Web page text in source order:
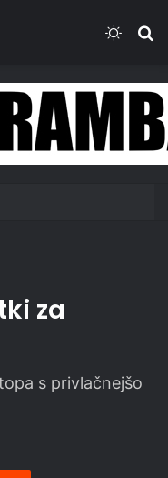
za
s privlačnejšo
Reddit